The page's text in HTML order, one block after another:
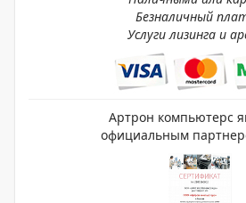
Безналичный
Услуги лизинга и
Артрон компьютерс
официальным